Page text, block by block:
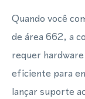
Quando você
de área 662, a
requer
eficiente para
lançar suporte